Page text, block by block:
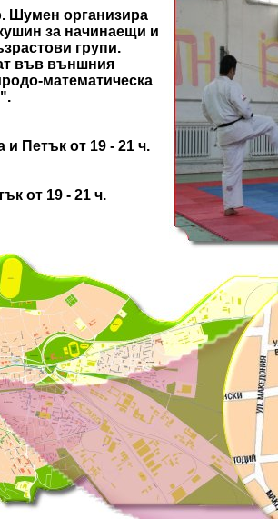
организира
за начинаещи и
групи.
във външния
математическа
от 19 - 21 ч.
19 - 21 ч.